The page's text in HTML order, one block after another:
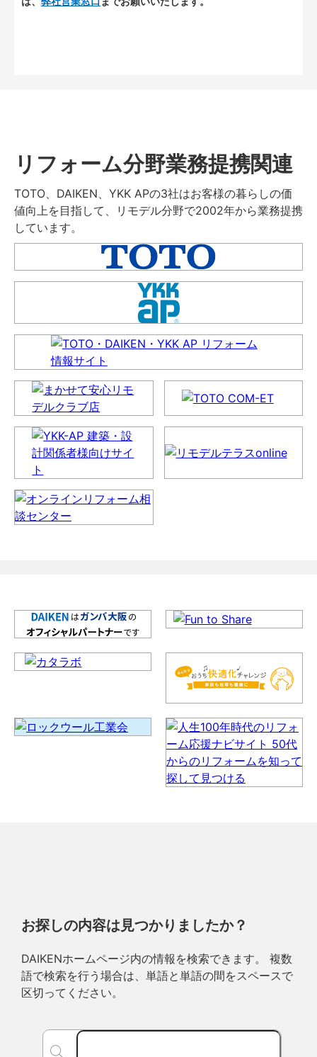
リフォーム分野業務提携関連
TOTO、DAIKEN、YKK APの3社はお客様の暮らしの価
値向上を目指して、リモデル分野で2002年から業務提携
しています。
お探しの内容は見つかりましたか？
DAIKENホームページ内の情報を検索できます。 複数
語で検索を行う場合は、単語と単語の間をスペースで
区切ってください。